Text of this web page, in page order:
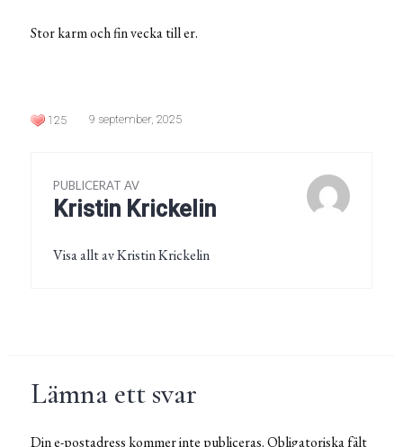
Stor karm och fin vecka till er.
125 9 september, 2025
PUBLICERAT AV
Kristin Krickelin
Visa allt av Kristin Krickelin
Lämna ett svar
Din e-postadress kommer inte publiceras.Obligatoriska fält